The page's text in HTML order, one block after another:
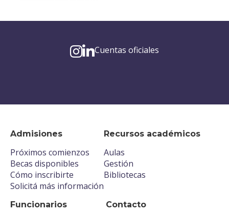
Admisiones
Próximos comienzos
Becas disponibles
Cómo inscribirte
Solicitá más información
Recursos académicos
Aulas
Gestión
Bibliotecas
Funcionarios Contacto
Cuentas oficiales